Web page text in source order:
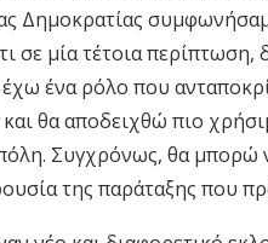
Δημοκρατίας
σε μία τέτοια περίπτωση,
ένα ρόλο που
θα αποδειχθώ πιο
Συγχρόνως, θα
της παράταξης που